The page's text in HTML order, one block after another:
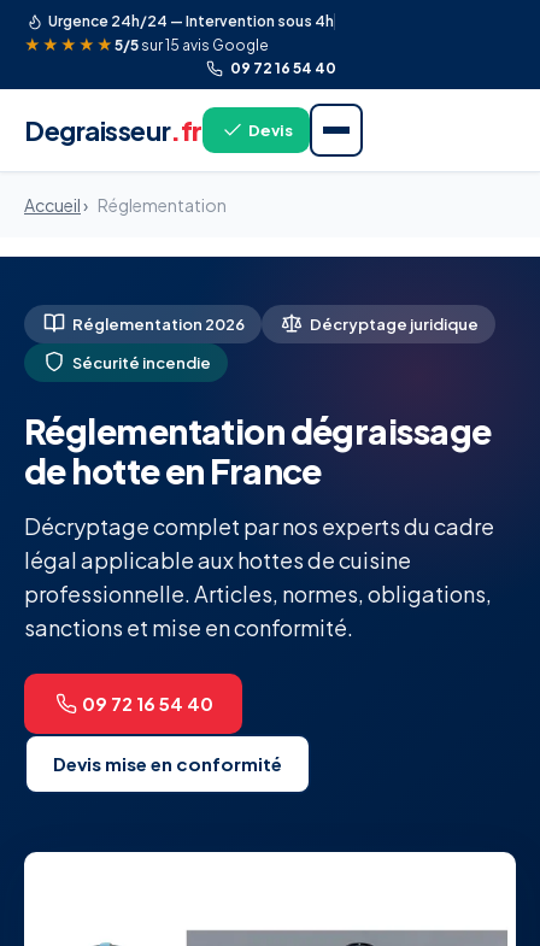
Urgence 24h/24 — Intervention sous 4h
★★★★★ 5/5 sur 15 avis Google
09 72 16 54 40
Degraisseur.fr Devis
Accueil› Réglementation
Réglementation 2026
Décryptage juridique
Sécurité incendie
Réglementation dégraissage
de hotte en France
Décryptage complet par nos experts du cadre
légal applicable aux hottes de cuisine
professionnelle. Articles, normes, obligations,
sanctions et mise en conformité.
09 72 16 54 40
Devis mise en conformité